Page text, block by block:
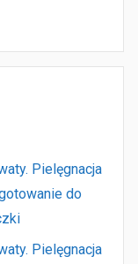
Pielęgnacja
do
Pielęgnacja